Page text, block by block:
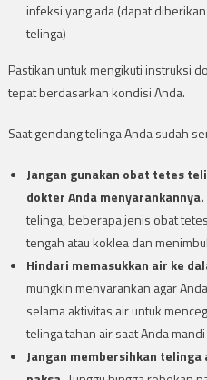
infeksi yang ada (dapat
telinga)
Pastikan untuk mengikuti instruksi
tepat berdasarkan kondisi Anda.
Saat gendang telinga Anda sudah
Jangan gunakan obat tetes
dokter Anda menyarankannya.
telinga, beberapa jenis obat
tengah atau koklea dan
Hindari memasukkan air ke
mungkin menyarankan agar
selama aktivitas air untuk
telinga tahan air saat Anda
Jangan membersihkan